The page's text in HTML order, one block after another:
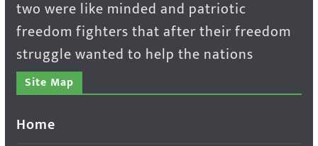
two were like minded and patriotic
freedom fighters that after their freedom
struggle wanted to help the nations
Site Map
Home